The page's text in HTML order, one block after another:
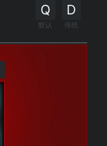
D
传统
Q
默认